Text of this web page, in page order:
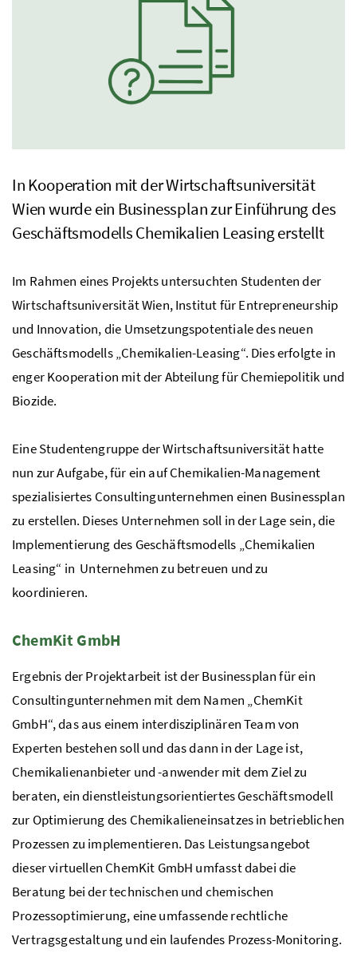
In Kooperation mit der Wirtschaftsuniversität
Wien wurde ein Businessplan zur Einführung des
Geschäftsmodells Chemikalien Leasingerstellt
Im Rahmen eines Projekts untersuchten Studenten der
Wirtschaftsuniversität Wien, Institut fürEntrepreneurship
und Innovation, die Umsetzungspotentiale des neuen
Geschäftsmodells „Chemikalien-Leasing“. Dies erfolgte in
enger Kooperation mit der Abteilung für Chemiepolitik und
Biozide.
Eine Studentengruppe der Wirtschaftsuniversität hatte
nun zur Aufgabe, für ein auf Chemikalien-Management
spezialisiertes Consultingunternehmen einen Businessplan
zu erstellen. Dieses Unternehmen soll in der Lage sein, die
Implementierung des Geschäftsmodells „Chemikalien
Leasing“ in Unternehmen zu betreuen und zu
koordinieren.
ChemKit GmbH
Ergebnis der Projektarbeit ist der Businessplan für ein
Consultingunternehmen mit dem Namen „ChemKit
GmbH“, das aus einem interdisziplinärenTeamvon
Experten bestehen soll und das dann in der Lage ist,
Chemikalienanbieter und -anwender mit dem Ziel zu
beraten, ein dienstleistungsorientiertes Geschäftsmodell
zur Optimierung des Chemikalieneinsatzes in betrieblichen
Prozessen zu implementieren. Das Leistungsangebot
dieser virtuellen ChemKit GmbH umfasst dabei die
Beratung bei der technischen und chemischen
Prozessoptimierung, eine umfassende rechtliche
Vertragsgestaltung und ein laufendes Prozess-Monitoring.